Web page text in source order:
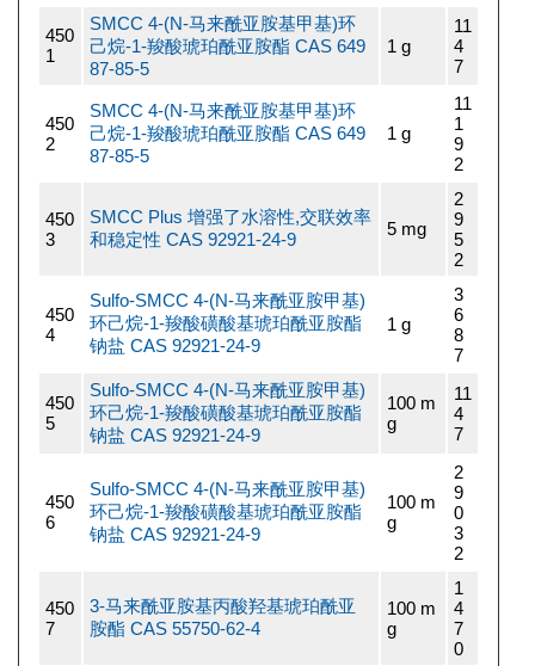
450
1
SMCC 4-(N-马来酰亚胺基甲基)环
己烷-1-羧酸琥珀酰亚胺酯 CAS 649
87-85-5
1 g
11
4
7
450
2
SMCC 4-(N-马来酰亚胺基甲基)环
己烷-1-羧酸琥珀酰亚胺酯 CAS 649
87-85-5
1 g
11
1
9
2
450
3
SMCC Plus 增强了水溶性,交联效率
和稳定性 CAS 92921-24-9
5 mg
2
9
5
2
450
4
Sulfo-SMCC 4-(N-马来酰亚胺甲基)
环己烷-1-羧酸磺酸基琥珀酰亚胺酯
钠盐 CAS 92921-24-9
1 g
3
6
8
7
450
5
Sulfo-SMCC 4-(N-马来酰亚胺甲基)
环己烷-1-羧酸磺酸基琥珀酰亚胺酯
钠盐 CAS 92921-24-9
100 m
g
11
4
7
450
6
Sulfo-SMCC 4-(N-马来酰亚胺甲基)
环己烷-1-羧酸磺酸基琥珀酰亚胺酯
钠盐 CAS 92921-24-9
100 m
g
2
9
0
3
2
450
7
3-马来酰亚胺基丙酸羟基琥珀酰亚
胺酯 CAS 55750-62-4
100 m
g
1
4
7
0